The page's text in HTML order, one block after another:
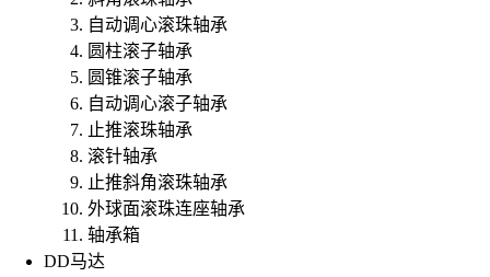
自动调心滚珠轴承
圆柱滚子轴承
圆锥滚子轴承
自动调心滚子轴承
止推滚珠轴承
滚针轴承
止推斜角滚珠轴承
外球面滚珠连座轴承
轴承箱
DD马达